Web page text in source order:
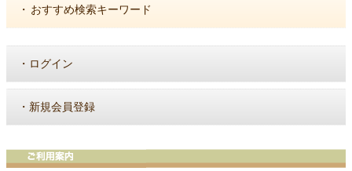
・ おすすめ検索キーワード
・ ログイン
・ 新規会員登録